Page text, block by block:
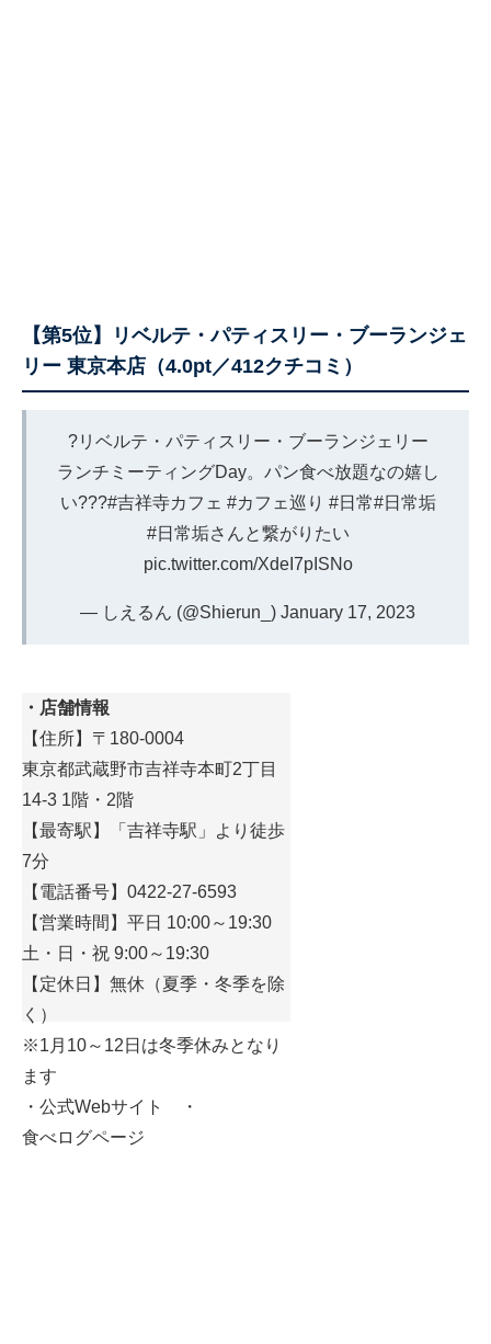
【第5位】リベルテ・パティスリー・ブーランジェ
リー 東京本店（4.0pt／412クチコミ）
?リベルテ・パティスリー・ブーランジェリー
ランチミーティングDay。パン食べ放題なの嬉し
い???#吉祥寺カフェ #カフェ巡り #日常#日常垢
#日常垢さんと繋がりたい
pic.twitter.com/XdeI7pISNo
— しえるん (@Shierun_) January 17, 2023
・店舗情報
【住所】〒180-0004
東京都武蔵野市吉祥寺本町2丁目
14-3 1階・2階
【最寄駅】「吉祥寺駅」より徒歩
7分
【電話番号】0422-27-6593
【営業時間】平日 10:00～19:30
土・日・祝 9:00～19:30
【定休日】無休（夏季・冬季を除
く）
※1月10～12日は冬季休みとなり
ます
・ 公式Webサイト
・
食べログページ